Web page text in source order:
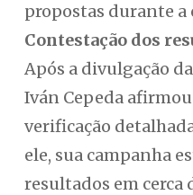
propostas durante a
Contestação dos
Após a divulgação
Iván Cepeda
verificação
ele, sua campanha
resultados em cerca